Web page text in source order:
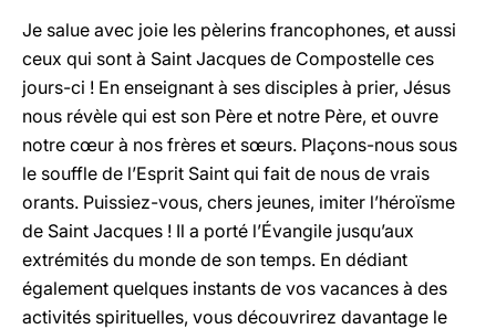
Je salue avec joie les pèlerins francophones, et aussi
ceux qui sont à Saint Jacques de Compostelle ces
jours-ci ! En enseignant à ses disciples à prier, Jésus
nous révèle qui est son Père et notre Père, et ouvre
notre cœur à nos frères et sœurs. Plaçons-nous sous
le souffle de l’Esprit Saint qui fait de nous de vrais
orants. Puissiez-vous, chers jeunes, imiter l’héroïsme
de Saint Jacques ! Il a porté l’Évangile jusqu’aux
extrémités du monde de son temps. En dédiant
également quelques instants de vos vacances à des
activités spirituelles, vous découvrirez davantage le